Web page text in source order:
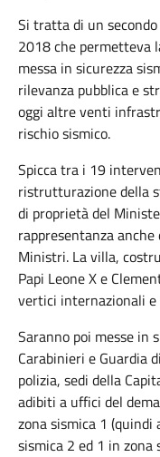
Si tratta di un
2018 che permetteva
messa in sicurezza
rilevanza pubblica e
oggi altre venti
rischio sismico.
Spicca tra i 19
ristrutturazione della
di proprietà del
rappresentanza anche
Ministri. La villa,
Papi Leone X e
vertici internazionali
Saranno poi messe in
Carabinieri e Guardia
polizia, sedi della
adibiti a uffici del
zona sismica 1 (quindi
sismica 2 ed 1 in zona